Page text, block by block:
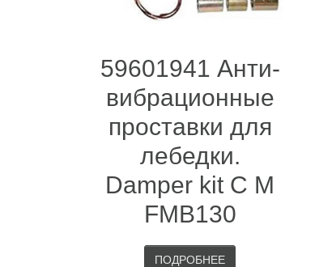
59601941 Анти-
вибрационные
проставки для
лебедки.
Damper kit C M
FMB130
ПОДРОБНЕЕ